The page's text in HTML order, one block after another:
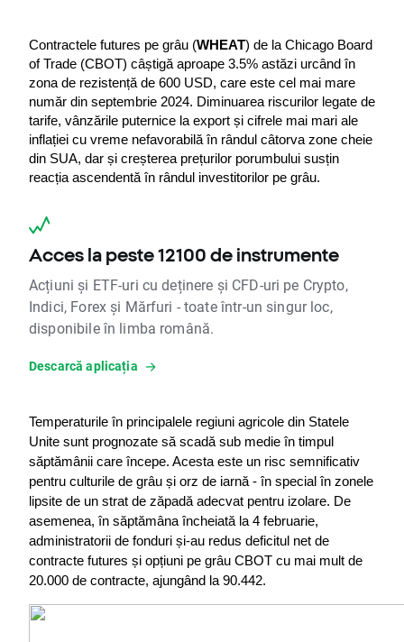
Contractele futures pe grâu (WHEAT) de la Chicago Board
of Trade (CBOT) câștigă aproape 3.5% astăzi urcând în
zona de rezistență de 600 USD, care este cel mai mare
număr din septembrie 2024. Diminuarea riscurilor legate de
tarife, vânzările puternice la export și cifrele mai mari ale
inflației cu vreme nefavorabilă în rândul câtorva zone cheie
din SUA, dar și creșterea prețurilor porumbului susțin
reacția ascendentă în rândul investitorilor pe grâu.
Acces la peste 12100 de instrumente
Acțiuni și ETF-uri cu deținere și CFD-uri pe Crypto,
Indici, Forex și Mărfuri - toate într-un singur loc,
disponibile în limba română.
Descarcă aplicația
Temperaturile în principalele regiuni agricole din Statele
Unite sunt prognozate să scadă sub medie în timpul
săptămânii care începe. Acesta este un risc semnificativ
pentru culturile de grâu și orz de iarnă - în special în zonele
lipsite de un strat de zăpadă adecvat pentru izolare. De
asemenea, în săptămâna încheiată la 4 februarie,
administratorii de fonduri și-au redus deficitul net de
contracte futures și opțiuni pe grâu CBOT cu mai mult de
20.000 de contracte, ajungând la 90.442.